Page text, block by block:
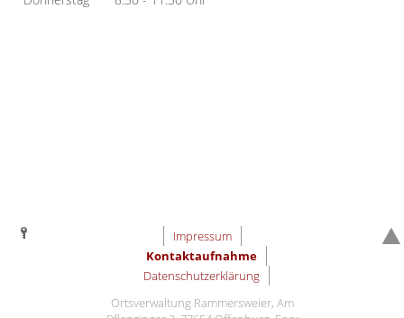
Impressum
Kontaktaufnahme
Datenschutzerklärung
Ortsverwaltung Rammersweier, Am